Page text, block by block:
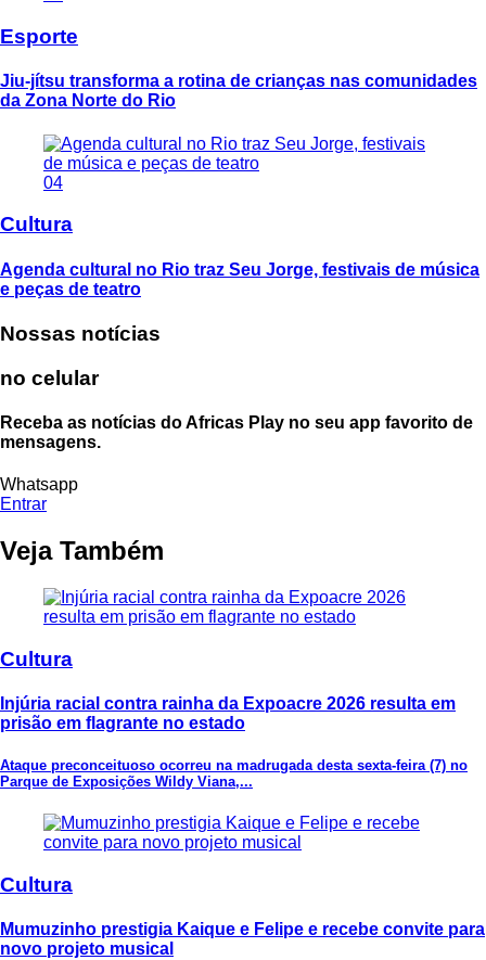
Esporte
Jiu-jítsu transforma a rotina de crianças nas comunidades
da Zona Norte do Rio
04
Cultura
Agenda cultural no Rio traz Seu Jorge, festivais de música
e peças de teatro
Nossas notícias
no celular
Receba as notícias do Africas Play no seu app favorito de
mensagens.
Whatsapp
Entrar
Veja Também
Cultura
Injúria racial contra rainha da Expoacre 2026 resulta em
prisão em flagrante no estado
Ataque preconceituoso ocorreu na madrugada desta sexta-feira (7) no
Parque de Exposições Wildy Viana,...
Cultura
Mumuzinho prestigia Kaique e Felipe e recebe convite para
novo projeto musical